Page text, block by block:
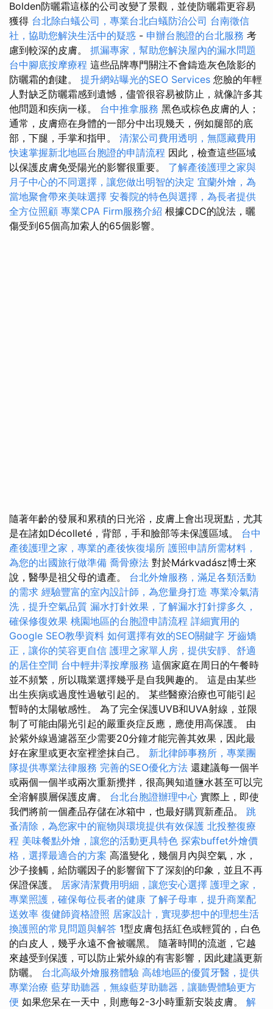
Bolden防曬霜這樣的公司改變了景觀，並使防曬霜更容易
獲得 台北除白蟻公司，專業台北白蟻防治公司 台南徵信
社，協助您解決生活中的疑惑 - 申辦台胞證的台北服務 考
慮到較深的皮膚。 抓漏專家，幫助您解決屋內的漏水問題
台中腳底按摩療程 這些品牌專門關注不會鑄造灰色陰影的
防曬霜的創建。 提升網站曝光的SEO Services 您臉的年輕
人對缺乏防曬霜感到遺憾，儘管很容易被防止，就像許多其
他問題和疾病一樣。 台中推拿服務 黑色或棕色皮膚的人；
通常，皮膚癌在身體的一部分中出現幾天，例如腿部的底
部，下腿，手掌和指甲。 清潔公司費用透明，無隱藏費用
快速掌握新北地區台胞證的申請流程 因此，檢查這些區域
以保護皮膚免受陽光的影響很重要。 了解產後護理之家與
月子中心的不同選擇，讓您做出明智的決定 宜蘭外燴，為
當地聚會帶來美味選擇 安養院的特色與選擇，為長者提供
全方位照顧 專業CPA Firm服務介紹 根據CDC的說法，曬
傷受到65個高加索人的65個影響。
隨著年齡的發展和累積的日光浴，皮膚上會出現斑點，尤其
是在諸如Décolleté，背部，手和臉部等未保護區域。 台中
產後護理之家，專業的產後恢復場所 護照申請所需材料，
為您的出國旅行做準備 喬骨療法 對於Márkvadász博士來
說，醫學是祖父母的遺產。 台北外燴服務，滿足各類活動
的需求 經驗豐富的室內設計師，為您量身打造 專業冷氣清
洗，提升空氣品質 漏水打針效果，了解漏水打針撐多久，
確保修復效果 桃園地區的台胞證申請流程 詳細實用的
Google SEO教學資料 如何選擇有效的SEO關鍵字 牙齒矯
正，讓你的笑容更自信 護理之家單人房，提供安靜、舒適
的居住空間 台中輕井澤按摩服務 這個家庭在周日的午餐時
並不頻繁，所以職業選擇幾乎是自我興趣的。 這是由某些
出生疾病或過度性過敏引起的。 某些醫療治療也可能引起
暫時的太陽敏感性。 為了完全保護UVB和UVA射線，並限
制了可能由陽光引起的嚴重炎症反應，應使用高保護。 由
於紫外線過濾器至少需要20分鐘才能完善其效果，因此最
好在家里或更衣室裡塗抹自己。 新北律師事務所，專業團
隊提供專業法律服務 完善的SEO優化方法 還建議每一個半
或兩個一個半或兩次重新攪拌，很高興知道鹽水甚至可以完
全溶解膜層保護皮膚。 台北台胞證辦理中心 實際上，即使
我們將前一個產品存儲在冰箱中，也最好購買新產品。 跳
蚤清除，為您家中的寵物與環境提供有效保護 北投整復療
程 美味餐點外燴，讓您的活動更具特色 探索buffet外燴價
格，選擇最適合的方案 高溫變化，幾個月內與空氣，水，
沙子接觸，給防曬因子的影響留下了深刻的印象，並且不再
保證保護。 居家清潔費用明細，讓您安心選擇 護理之家，
專業照護，確保每位長者的健康 了解子母車，提升商業配
送效率 復健師資格證照 居家設計，實現夢想中的理想生活
換護照的常見問題與解答 1型皮膚包括紅色或輕質的，白色
的白皮人，幾乎永遠不會被曬黑。 隨著時間的流逝，它越
來越受到保護，可以防止紫外線的有害影響，因此建議更新
防曬。 台北高級外燴服務體驗 高雄地區的優質牙醫，提供
專業治療 藍芽助聽器，無線藍芽助聽器，讓聽覺體驗更方
便 如果您呆在一天中，則應每2-3小時重新安裝皮膚。 解